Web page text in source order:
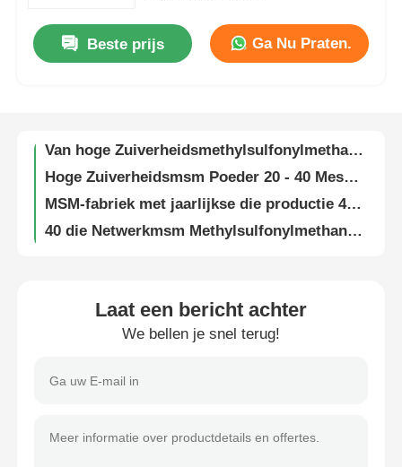
Video's
Fabriekstocht
Kwaliteitscontrole
Beste prijs Ga Nu Praten.
Wit MSM-netwerk 20 - 40 van het Poeder Methyl Sulfonyl Methaan voor Groene Bladmeststof
Laat een bericht achter
We bellen je snel terug!